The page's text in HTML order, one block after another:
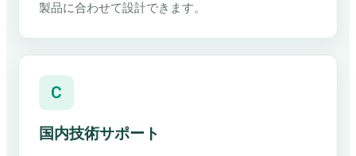
製品に合わせて設計できます。
C
国内技術サポート